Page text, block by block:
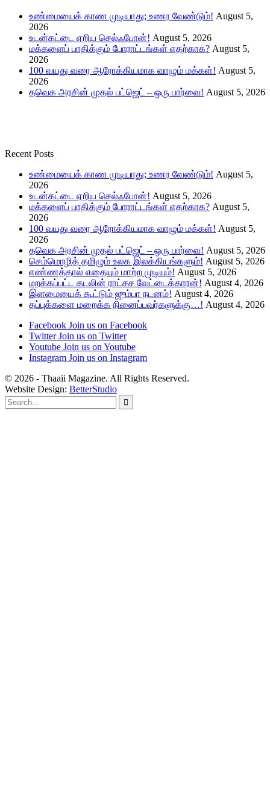
உண்மையைக் காண முடியாது; உணர வேண்டும்! August 5,
2026
உடன்கட்டை ஏறிய செல்ஃபோன்! August 5, 2026
மக்களைப் பாதிக்கும் போராட்டங்கள் எதற்காக? August 5,
2026
100 வயது வரை ஆரோக்கியமாக வாழும் மக்கள்! August 5,
2026
தவெக அரசின் முதல் பட்ஜெட் – ஒரு பார்வை! August 5, 2026
Recent Posts
உண்மையைக் காண முடியாது; உணர வேண்டும்! August 5,
2026
உடன்கட்டை ஏறிய செல்ஃபோன்! August 5, 2026
மக்களைப் பாதிக்கும் போராட்டங்கள் எதற்காக? August 5,
2026
100 வயது வரை ஆரோக்கியமாக வாழும் மக்கள்! August 5,
2026
தவெக அரசின் முதல் பட்ஜெட் – ஒரு பார்வை! August 5, 2026
செம்மொழித் தமிழும் உலக இலக்கியங்களும்! August 5, 2026
எண்ணத்தால் எதையும் மாற்ற முடியும்! August 5, 2026
மறக்கப்பட்ட கடலின் ராட்சச வேட்டைக்காரன்! August 4, 2026
இளமையைக் கூட்டும் ஜும்பா நடனம்! August 4, 2026
தப்புக்களை மறைக்க நினைப்பவர்களுக்கு…! August 4, 2026
Facebook Join us on Facebook
Twitter Join us on Twitter
Youtube Join us on Youtube
Instagram Join us on Instagram
© 2026 - Thaaii Magazine. All Rights Reserved.
Website Design: BetterStudio